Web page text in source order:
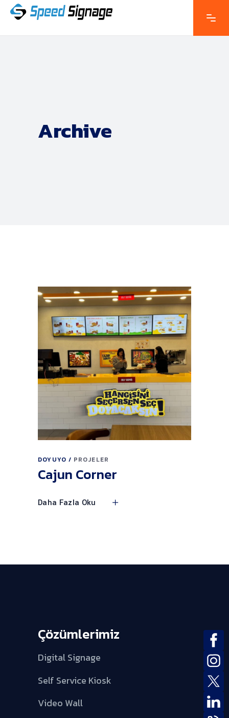
Archive
DOYUYO PROJELER
Cajun Corner
Daha Fazla Oku
Çözümlerimiz
Digital Signage
Self Service Kiosk
Video Wall